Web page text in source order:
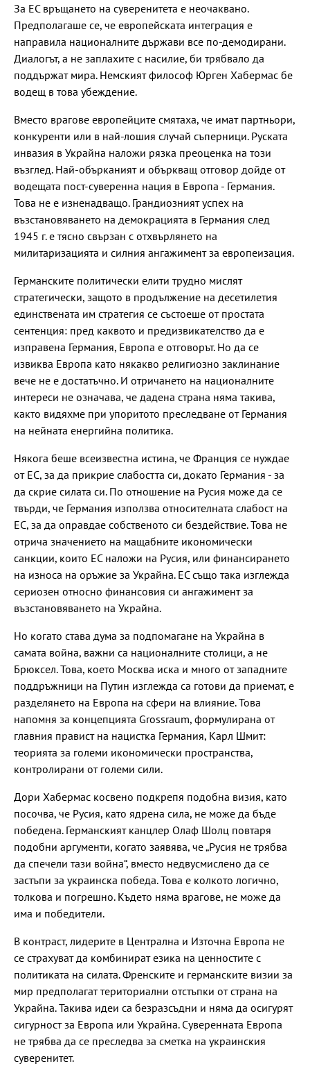
За ЕС връщането на суверенитета е неочаквано.
Предполагаше се, че европейската интеграция е
направила националните държави все по-демодирани.
Диалогът, а не заплахите с насилие, би трябвало да
поддържат мира. Немският философ Юрген Хабермас бе
водещ в това убеждение.
Вместо врагове европейците смятаха, че имат партньори,
конкуренти или в най-лошия случай съперници. Руската
инвазия в Украйна наложи рязка преоценка на този
възглед. Най-обърканият и объркващ отговор дойде от
водещата пост-суверенна нация в Европа - Германия.
Това не е изненадващо. Грандиозният успех на
възстановяването на демокрацията в Германия след
1945 г. е тясно свързан с отхвърлянето на
милитаризацията и силния ангажимент за европеизация.
Германските политически елити трудно мислят
стратегически, защото в продължение на десетилетия
единствената им стратегия се състоеше от простата
сентенция: пред каквото и предизвикателство да е
изправена Германия, Европа е отговорът. Но да се
извиква Европа като някакво религиозно заклинание
вече не е достатъчно. И отричането на националните
интереси не означава, че дадена страна няма такива,
както видяхме при упоритото преследване от Германия
на нейната енергийна политика.
Някога беше всеизвестна истина, че Франция се нуждае
от ЕС, за да прикрие слабостта си, докато Германия - за
да скрие силата си. По отношение на Русия може да се
твърди, че Германия използва относителната слабост на
ЕС, за да оправдае собственото си бездействие. Това не
отрича значението на мащабните икономически
санкции, които ЕС наложи на Русия, или финансирането
на износа на оръжие за Украйна. ЕС също така изглежда
сериозен относно финансовия си ангажимент за
възстановяването на Украйна.
Но когато става дума за подпомагане на Украйна в
самата война, важни са националните столици, а не
Брюксел. Това, което Москва иска и много от западните
поддръжници на Путин изглежда са готови да приемат, е
разделянето на Европа на сфери на влияние. Това
напомня за концепцията Grossraum, формулиранa от
главния правист на нацистка Германия, Карл Шмит:
теорията за големи икономически пространства,
контролирани от големи сили.
Дори Хабермас косвено подкрепя подобна визия, като
посочва, че Русия, като ядрена сила, не може да бъде
победена. Германският канцлер Олаф Шолц повтаря
подобни аргументи, когато заявява, че „Русия не трябва
да спечели тази война“, вместо недвусмислено да се
застъпи за украинска победа. Това е колкото логично,
толкова и погрешно. Където няма врагове, не може да
има и победители.
В контраст, лидерите в Централна и Източна Европа не
се страхуват да комбинират езика на ценностите с
политиката на силата. Френските и германските визии за
мир предполагат териториални отстъпки от страна на
Украйна. Такива идеи са безразсъдни и няма да осигурят
сигурност за Европа или Украйна. Суверенната Европа
не трябва да се преследва за сметка на украинския
суверенитет.